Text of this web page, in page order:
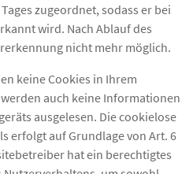
zugeordnet, sodass er bei
wird. Nach Ablauf des
nicht mehr möglich.
keine Cookies in Ihrem
auch keine Informationen
ausgelesen. Die cookielose
erfolgt auf Grundlage von Art. 6
hat ein berechtigtes